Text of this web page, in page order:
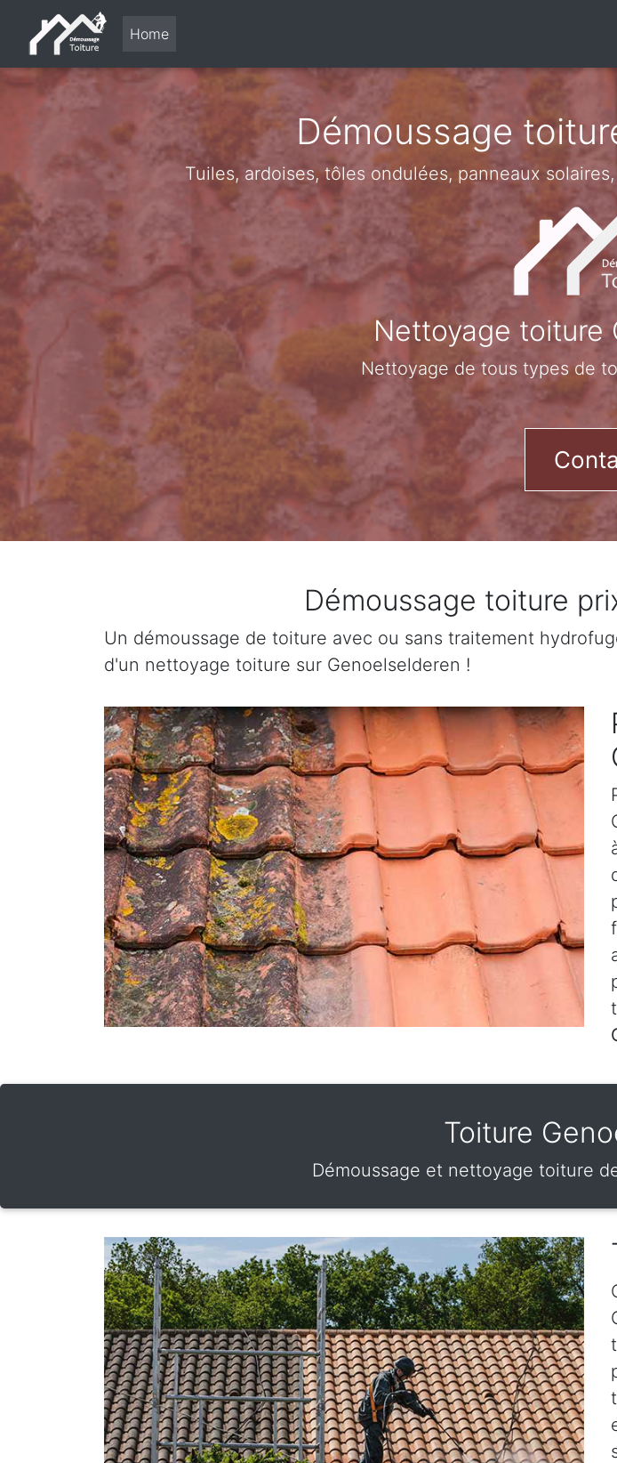
Home
Démoussage
Tuiles, ardoises, tôles ondulées, panneaux
Nettoyage toiture
Nettoyage de tous types de
Démoussage toiture
Un démoussage de toiture avec ou sans traitement
d'un nettoyage toiture sur Genoelselderen !
Toiture
Démoussage et nettoyage toiture